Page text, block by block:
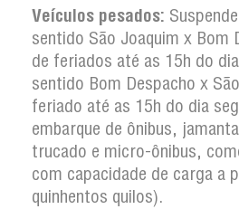
Veículos pesados:
sentido São Joaquim x Bom
de feriados até as 15h do
sentido Bom Despacho x
feriado até as 15h do dia
embarque de ônibus,
trucado e micro-ônibus,
com capacidade de carga a
quinhentos quilos).